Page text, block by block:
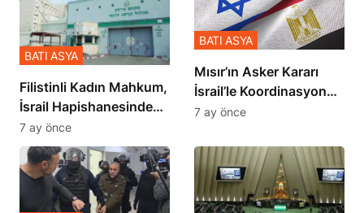
Filistinli Kadın Mahkum,
İsrail Hapishanesindeki
Zulmü Anlattı
BATI ASYA
7 ay önce
Mısır’ın Asker Kararı
İsrail’le Koordinasyon
İçinde Gerçekleşmiş
BATI ASYA
7 ay önce